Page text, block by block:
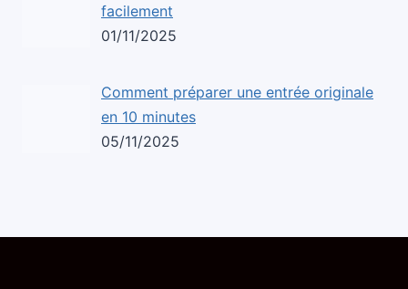
facilement
01/11/2025
Comment préparer une entrée originale
en 10 minutes
05/11/2025